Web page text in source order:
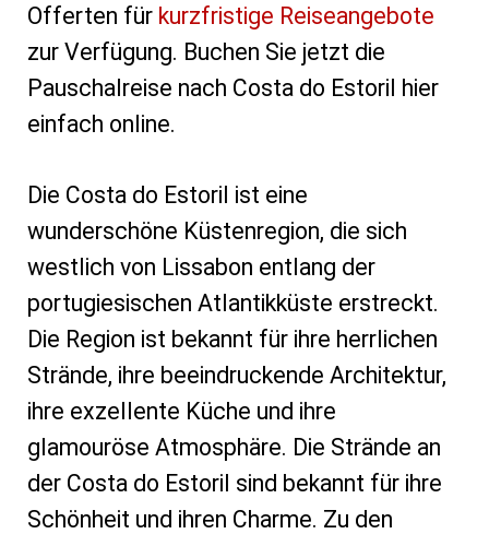
Offerten für kurzfristige Reiseangebote
zur Verfügung. Buchen Sie jetzt die
Pauschalreise nach Costa do Estoril hier
einfach online.
Die Costa do Estoril ist eine
wunderschöne Küstenregion, die sich
westlich von Lissabon entlang der
portugiesischen Atlantikküste erstreckt.
Die Region ist bekannt für ihre herrlichen
Strände, ihre beeindruckende Architektur,
ihre exzellente Küche und ihre
glamouröse Atmosphäre. Die Strände an
der Costa do Estoril sind bekannt für ihre
Schönheit und ihren Charme. Zu den